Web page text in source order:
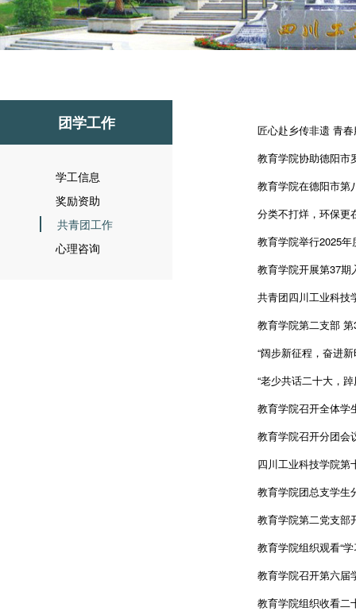
团学工作
学工信息
奖励资助
共青团工作
心理咨询
匠心赴乡传非遗 青
教育学院协助德阳市
教育学院在德阳市第
分类不打烊，环保
教育学院举行2025
教育学院开展第37
共青团四川工业科技
教育学院第二支部
“阔步新征程，奋进
“老少共话二十大，
教育学院召开全体学
教育学院召开分团
四川工业科技学院第
教育学院团总支学生
教育学院第二党支部
教育学院组织观看“
教育学院召开第六届
教育学院组织收看二